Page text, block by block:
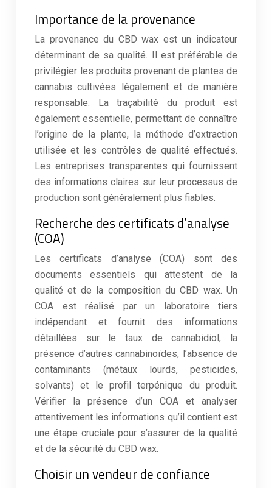
Importance de la provenance
La provenance du CBD wax est un indicateur
déterminant de sa qualité. Il est préférable de
privilégier les produits provenant de plantes de
cannabis cultivées légalement et de manière
responsable. La traçabilité du produit est
également essentielle, permettant de connaître
l’origine de la plante, la méthode d’extraction
utilisée et les contrôles de qualité effectués.
Les entreprises transparentes qui fournissent
des informations claires sur leur processus de
production sont généralement plus fiables.
Recherche des certificats d’analyse
(COA)
Les certificats d’analyse (COA) sont des
documents essentiels qui attestent de la
qualité et de la composition du CBD wax. Un
COA est réalisé par un laboratoire tiers
indépendant et fournit des informations
détaillées sur le taux de cannabidiol, la
présence d’autres cannabinoïdes, l’absence de
contaminants (métaux lourds, pesticides,
solvants) et le profil terpénique du produit.
Vérifier la présence d’un COA et analyser
attentivement les informations qu’il contient est
une étape cruciale pour s’assurer de la qualité
et de la sécurité du CBD wax.
Choisir un vendeur de confiance